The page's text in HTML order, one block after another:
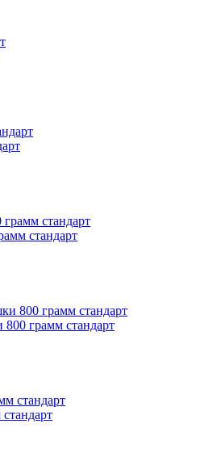
стандарт
грамм стандарт